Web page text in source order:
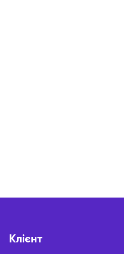
Клієнт